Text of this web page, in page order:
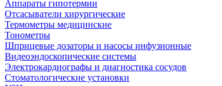
Аппараты гипотермии
Отсасыватели хирургические
Термометры медицинские
Тонометры
Шприцевые дозаторы и насосы инфузионные
Видеоэндоскопические системы
Электрокардиографы и диагностика сосудов
Стоматологические установки